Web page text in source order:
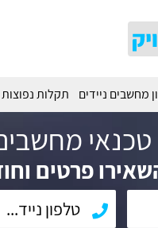
מחשבים ניידים תקלות
טכנאי
פרטים